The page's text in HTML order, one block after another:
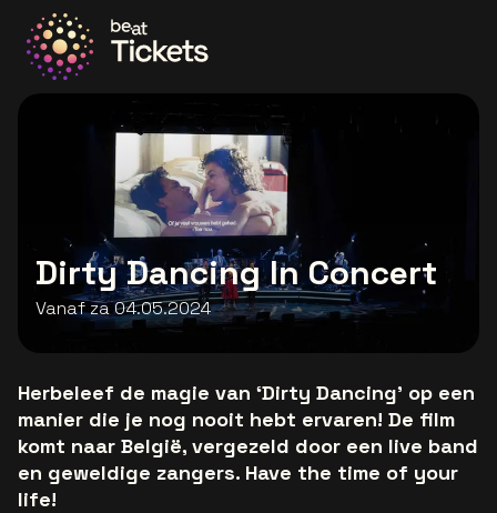
Dirty Dancing In Concert
Vanaf za 04.05.2024
Herbeleef de magie van ‘Dirty Dancing’ op een
manier die je nog nooit hebt ervaren! De film
komt naar België, vergezeld door een live band
en geweldige zangers. Have the time of your
life!